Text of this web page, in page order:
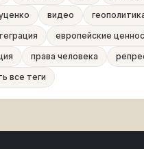
видео
европейские
права человека
все теги